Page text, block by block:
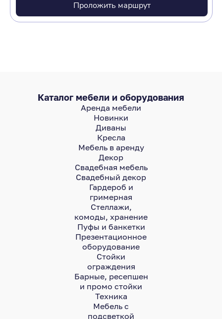
Проложить маршрут
Каталог мебели и оборудования
Аренда мебели
Новинки
Диваны
Кресла
Мебель в аренду
Декор
Свадебная мебель
Свадебный декор
Гардероб и
гримерная
Стеллажи,
комоды, хранение
Пуфы и банкетки
Презентационное
оборудование
Стойки
ограждения
Барные, ресепшен
и промо стойки
Техника
Мебель с
подсветкой